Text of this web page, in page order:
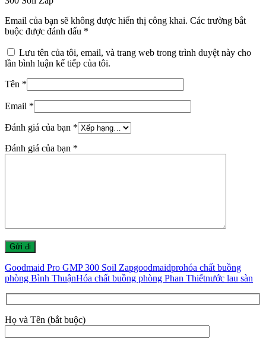
Email của bạn sẽ không được hiển thị công khai. Các trường bắt
buộc được đánh dấu *
Lưu tên của tôi, email, và trang web trong trình duyệt này cho
lần bình luận kế tiếp của tôi.
Tên *
Email *
Đánh giá của bạn *
Đánh giá của bạn *
Goodmaid Pro GMP 300 Soil Zapgoodmaidprohóa chất buồng
phòng Bình ThuậnHóa chất buồng phòng Phan Thiếtnước lau sàn
Họ và Tên (bắt buộc)